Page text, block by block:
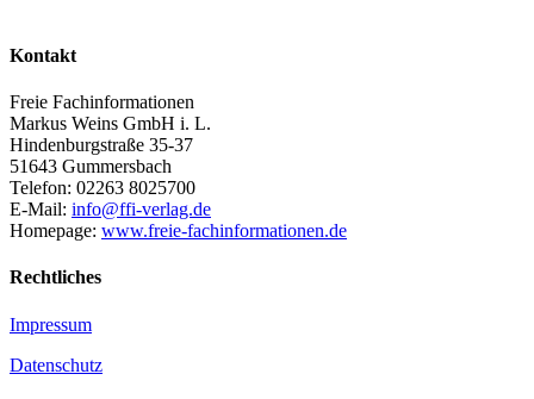
Kontakt
Freie Fachinformationen
Markus Weins GmbH i. L.
Hindenburgstraße 35-37
51643 Gummersbach
Telefon: 02263 8025700
E-Mail: info@ffi-verlag.de
Homepage: www.freie-fachinformationen.de
Rechtliches
Impressum
Datenschutz